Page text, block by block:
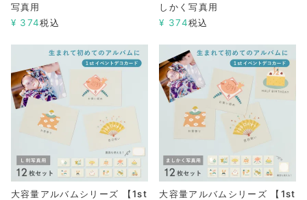
写真用
¥ 374税込
しかく写真用
¥ 374税込
大容量アルバムシリーズ 【1st
大容量アルバムシリーズ 【1st